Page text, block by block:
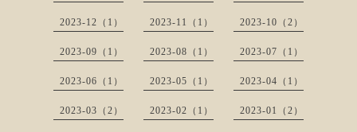
2023-12（1） 2023-11（1） 2023-10（2）
2023-09（1） 2023-08（1） 2023-07（1）
2023-06（1） 2023-05（1） 2023-04（1）
2023-03（2） 2023-02（1） 2023-01（2）